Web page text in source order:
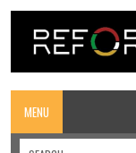
MENU